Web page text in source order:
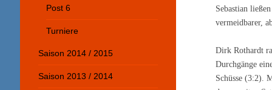
Sebastian
vermeidbarer,
Dirk Rothardt
Durchgänge
Schüsse (3:2).
Post 6
Turniere
Saison 2014 / 2015
Saison 2013 / 2014